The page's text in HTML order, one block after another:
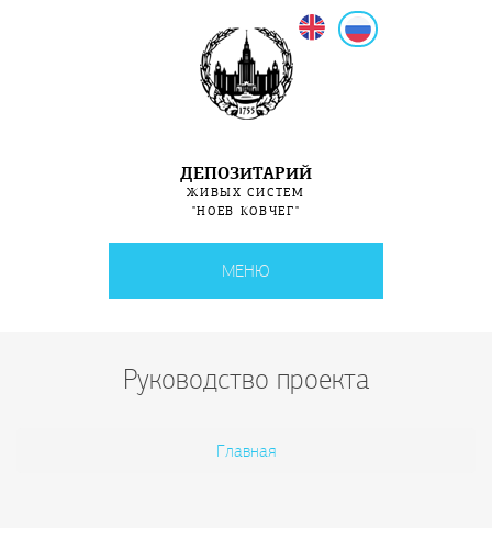
EnglishРусский
ДЕПОЗИТАРИЙ
ЖИВЫХ СИСТЕМ
"НОЕВ КОВЧЕГ"
МЕНЮ
Руководство проекта
Главная